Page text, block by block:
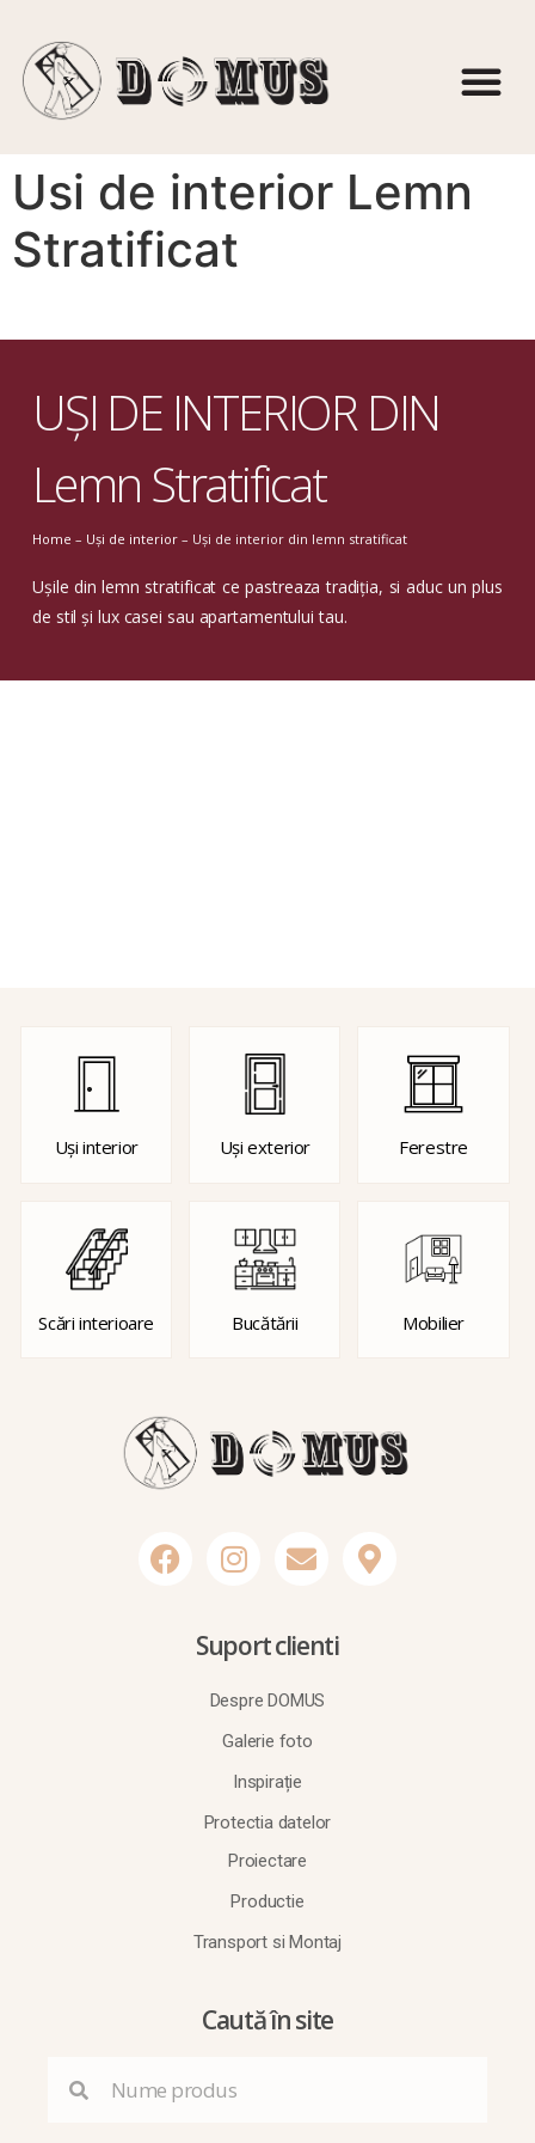
Usi de interior Lemn
Stratificat
UȘI DE INTERIOR DIN
Lemn Stratificat
Home – Uși de interior – Uși de interior din lemn stratificat
Ușile din lemn stratificat ce pastreaza tradiția, si aduc un plus
de stil și lux casei sau apartamentului tau.
Uși interior Uși exterior Ferestre
Scări interioare Bucătării Mobilier
Suport clienti
Despre DOMUS
Galerie foto
Inspirație
Protectia datelor
Proiectare
Productie
Transport si Montaj
Caută în site